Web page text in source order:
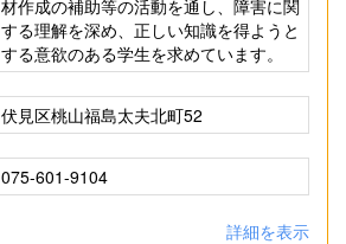
材作成の補助等の活動を通し、障害に関
する理解を深め、正しい知識を得ようと
する意欲のある学生を求めています。
伏見区桃山福島太夫北町52
075-601-9104
詳細を表示